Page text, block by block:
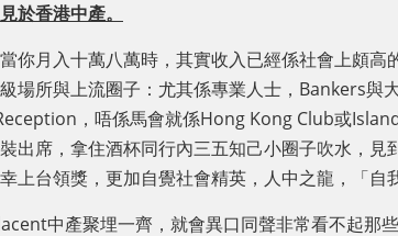
於香港中產。
你月入十萬八萬時，其實收入已經係社會上頗高
場所與上流圈子：尤其係專業人士，Bankers與
，唔係馬會就係Hong Kong Club或
出席，拿住酒杯同行內三五知己小圈子吹水，見
上台領獎，更加自覺社會精英，人中之龍，「自
中產聚埋一齊，就會異口同聲非常看不起那